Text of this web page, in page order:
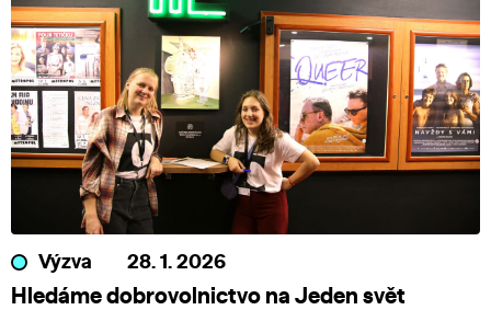
Výzva 28. 1. 2026
Hledáme dobrovolnictvo na Jeden svět